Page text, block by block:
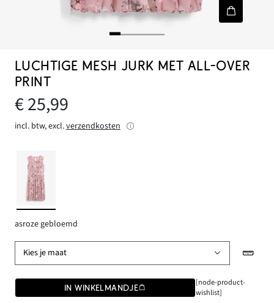
LUCHTIGE MESH JURK MET ALL-OVER
PRINT
€ 25,99
incl. btw, excl.verzendkosten
asroze gebloemd
Kies je maat
IN WINKELMANDJE
[node-product-
wishlist]